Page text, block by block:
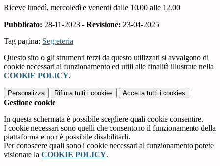
Riceve lunedì, mercoledì e venerdì dalle 10.00 alle 12.00
Pubblicato: 28-11-2023 - Revisione: 23-04-2025
Tag pagina: Segreteria
Questo sito o gli strumenti terzi da questo utilizzati si avvalgono di
cookie necessari al funzionamento ed utili alle finalità illustrate nella
COOKIE POLICY.
Personalizza Rifiuta tutti i cookies Accetta tutti i cookies
Gestione cookie
In questa schermata è possibile scegliere quali cookie consentire.
I cookie necessari sono quelli che consentono il funzionamento della
piattaforma e non è possibile disabilitarli.
Per conoscere quali sono i cookie necessari al funzionamento potete
visionare la COOKIE POLICY.